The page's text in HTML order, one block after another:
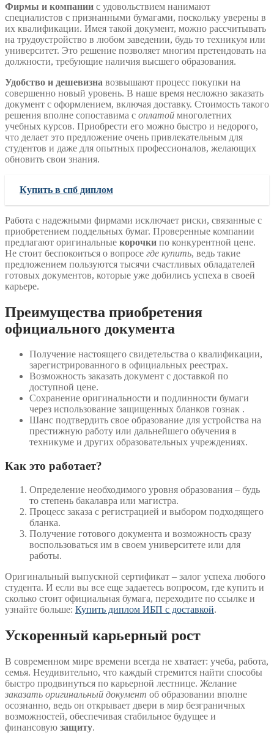
Фирмы и компании с удовольствием нанимают
специалистов с признанными бумагами, поскольку уверены в
их квалификации. Имея такой документ, можно рассчитывать
на трудоустройство в любом заведении, будь то техникум или
университет. Это решение позволяет многим претендовать на
должности, требующие наличия высшего образования.
Удобство и дешевизна возвышают процесс покупки на
совершенно новый уровень. В наше время несложно заказать
документ с оформлением, включая доставку. Стоимость такого
решения вполне сопоставима с оплатой многолетних
учебных курсов. Приобрести его можно быстро и недорого,
что делает это предложение очень привлекательным для
студентов и даже для опытных профессионалов, желающих
обновить свои знания.
Купить в спб диплом
Работа с надежными фирмами исключает риски, связанные с
приобретением поддельных бумаг. Проверенные компании
предлагают оригинальные корочки по конкурентной цене.
Не стоит беспокоиться о вопросе где купить, ведь такие
предложением пользуются тысячи счастливых обладателей
готовых документов, которые уже добились успеха в своей
карьере.
Преимущества приобретения
официального документа
Получение настоящего свидетельства о квалификации,
зарегистрированного в официальных реестрах.
Возможность заказать документ с доставкой по
доступной цене.
Сохранение оригинальности и подлинности бумаги
через использование защищенных бланков гознак .
Шанс подтвердить свое образование для устройства на
престижную работу или дальнейшего обучения в
техникуме и других образовательных учреждениях.
Как это работает?
Определение необходимого уровня образования – будь
то степень бакалавра или магистра.
Процесс заказа с регистрацией и выбором подходящего
бланка.
Получение готового документа и возможность сразу
воспользоваться им в своем университете или для
работы.
Оригинальный выпускной сертификат – залог успеха любого
студента. И если вы все еще задаетесь вопросом, где купить и
сколько стоит официальная бумага, переходите по ссылке и
узнайте больше: Купить диплом ИБП с доставкой.
Ускоренный карьерный рост
В современном мире времени всегда не хватает: учеба, работа,
семья. Неудивительно, что каждый стремится найти способы
быстро продвинуться по карьерной лестнице. Желание
заказать оригинальный документ об образовании вполне
осознанно, ведь он открывает двери в мир безграничных
возможностей, обеспечивая стабильное будущее и
финансовую защиту.